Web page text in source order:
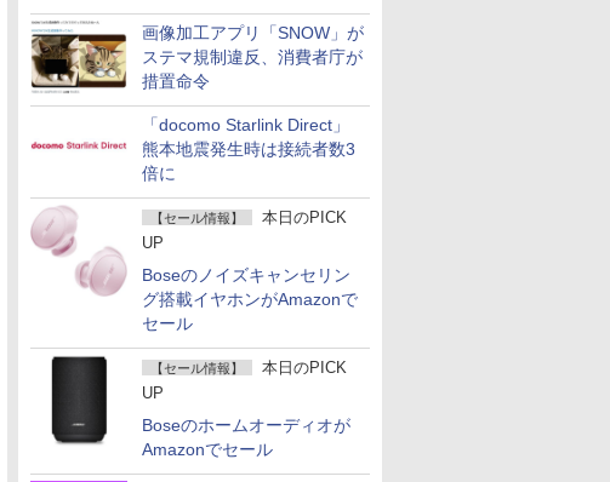
画像加工アプリ「SNOW」が
ステマ規制違反、消費者庁が
措置命令
「docomo Starlink Direct」
熊本地震発生時は接続者数3
倍に
【セール情報】
本日のPICK
UP
Boseのノイズキャンセリン
グ搭載イヤホンがAmazonで
セール
【セール情報】
本日のPICK
UP
Boseのホームオーディオが
Amazonでセール